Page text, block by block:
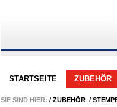
STARTSEITE ZUBEHÖR
SIE SIND HIER: / ZUBEHÖR /